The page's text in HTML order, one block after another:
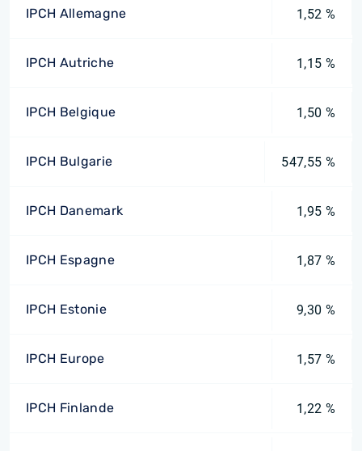
IPCH Allemagne 1,52 %
IPCH Autriche 1,15 %
IPCH Belgique 1,50 %
IPCH Bulgarie 547,55 %
IPCH Danemark 1,95 %
IPCH Espagne 1,87 %
IPCH Estonie 9,30 %
IPCH Europe 1,57 %
IPCH Finlande 1,22 %